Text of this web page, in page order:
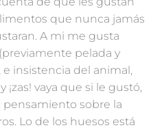
que nunca jamás
A mi me gusta
pelada y
insistencia del animal,
vaya que si le gustó,
sobre la
Lo de los huesos está